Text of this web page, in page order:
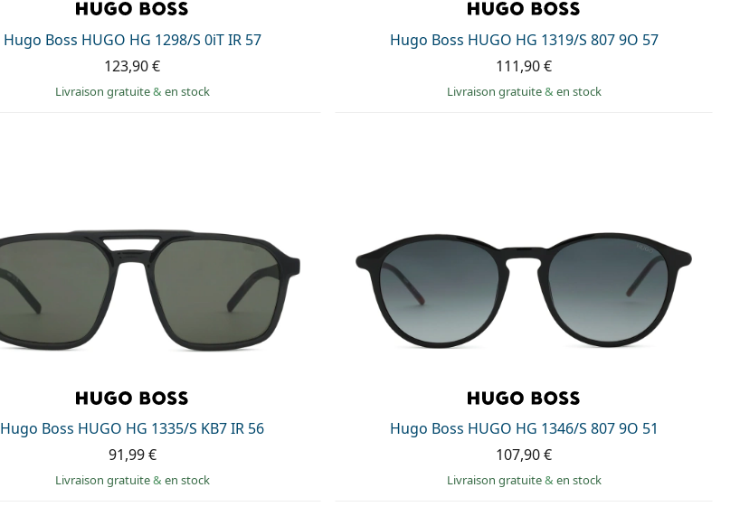
Hugo Boss HUGO HG 1298/S 0iT IR 57
123,90 €
Livraison gratuite& en stock
Hugo Boss HUGO HG 1319/S 807 9O 57
111,90 €
Livraison gratuite& en stock
Hugo Boss HUGO HG 1335/S KB7 IR 56
91,99 €
Livraison gratuite& en stock
Hugo Boss HUGO HG 1346/S 807 9O 51
107,90 €
Livraison gratuite& en stock